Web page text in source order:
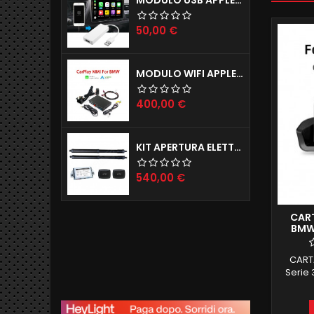
Prezzo
50,00 €
MODULO WIFI APPLE CARPLAY X IPHONE E ANDROID AUTO MODELLI BMW (ANCHE INGRESSO CAMERE POSTERIORE E ANTERIORE)
Prezzo
400,00 €
KIT APERTURA ELETTRICA BAGAGLIAIO JAGUAR E-PACE F-PACE
Prezzo
540,00 €
Serie